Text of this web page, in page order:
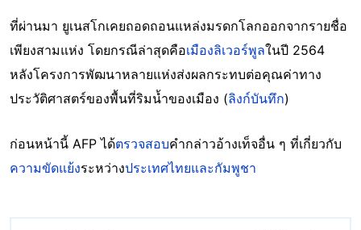
ที่ผ่านมา ยูเนสโกเคยถอดถอนแหล่งมรดกโลกออกจากรายชื่อ
เพียงสามแห่ง โดยกรณีล่าสุดคือเมืองลิเวอร์พูลในปี 2564
หลังโครงการพัฒนาหลายแห่งส่งผลกระทบต่อคุณค่าทาง
ประวัติศาสตร์ของพื้นที่ริมน้ำของเมือง (ลิงก์บันทึก)
ก่อนหน้านี้ AFP ได้ตรวจสอบคำกล่าวอ้างเท็จอื่น ๆ ที่เกี่ยวกับ
ความขัดแย้งระหว่างประเทศไทยและกัมพูชา